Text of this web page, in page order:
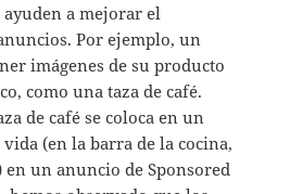
a mejorar el
Por ejemplo, un
imágenes de su producto
como una taza de café.
de café se coloca en un
(en la barra de la cocina,
un anuncio de Sponsored